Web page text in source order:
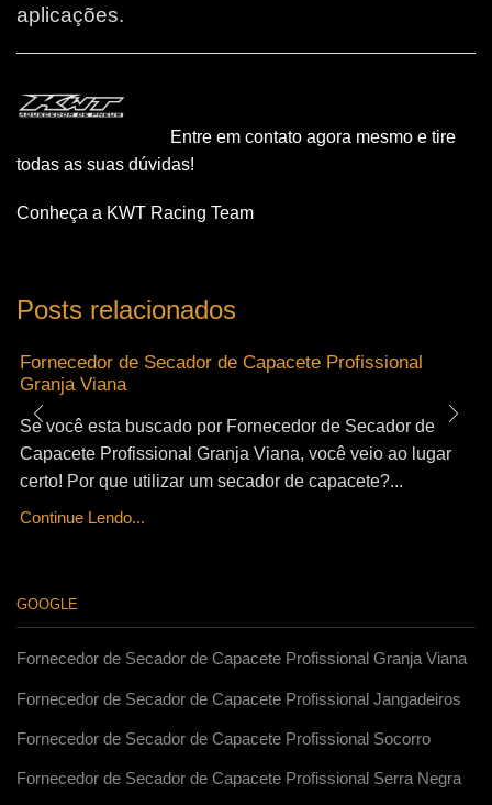
aplicações.
Entre em contato agora mesmo e tire
todas as suas dúvidas!
Conheça a KWT Racing Team
Posts relacionados
Fornecedor de Secador de Capacete Profissional
Granja Viana
Se você esta buscado por Fornecedor de Secador de
Capacete Profissional Granja Viana, você veio ao lugar
certo! Por que utilizar um secador de capacete?...
Continue Lendo...
GOOGLE
Fornecedor de Secador de Capacete Profissional Granja Viana
Fornecedor de Secador de Capacete Profissional Jangadeiros
Fornecedor de Secador de Capacete Profissional Socorro
Fornecedor de Secador de Capacete Profissional Serra Negra